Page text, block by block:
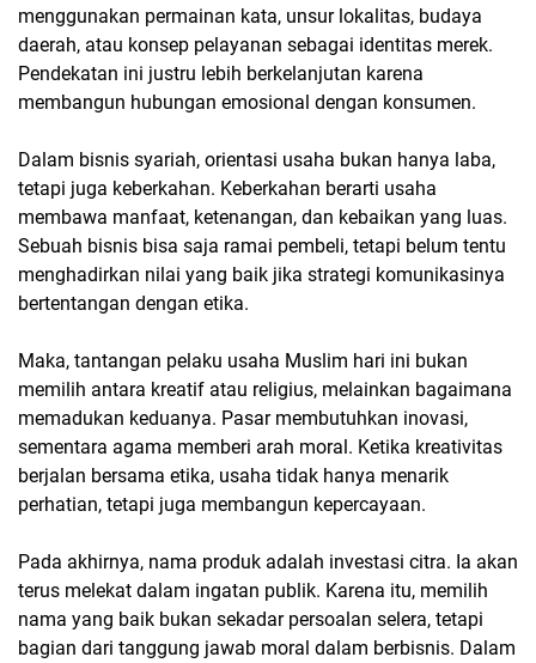
menggunakan permainan kata, unsur lokalitas, budaya
daerah, atau konsep pelayanan sebagai identitas merek.
Pendekatan ini justru lebih berkelanjutan karena
membangun hubungan emosional dengan konsumen.
Dalam bisnis syariah, orientasi usaha bukan hanya laba,
tetapi juga keberkahan. Keberkahan berarti usaha
membawa manfaat, ketenangan, dan kebaikan yang luas.
Sebuah bisnis bisa saja ramai pembeli, tetapi belum tentu
menghadirkan nilai yang baik jika strategi komunikasinya
bertentangan dengan etika.
Maka, tantangan pelaku usaha Muslim hari ini bukan
memilih antara kreatif atau religius, melainkan bagaimana
memadukan keduanya. Pasar membutuhkan inovasi,
sementara agama memberi arah moral. Ketika kreativitas
berjalan bersama etika, usaha tidak hanya menarik
perhatian, tetapi juga membangun kepercayaan.
Pada akhirnya, nama produk adalah investasi citra. Ia akan
terus melekat dalam ingatan publik. Karena itu, memilih
nama yang baik bukan sekadar persoalan selera, tetapi
bagian dari tanggung jawab moral dalam berbisnis. Dalam